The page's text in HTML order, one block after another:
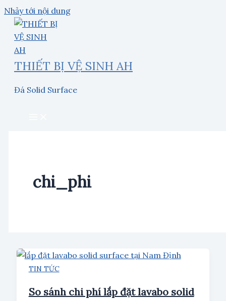
Nhảy tới nội dung
THIẾT BỊ VỆ SINH AH
Đá Solid Surface
chi_phi
TIN TỨC
So sánh chi phí lắp đặt lavabo solid